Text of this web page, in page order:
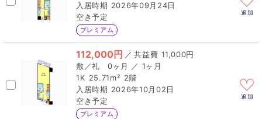
2026年09月24日
空き予定
プレミアム
追加
112,000円 ／
11,000円
0ヶ月 ／ 1ヶ月
1K 25.71m² 2階
2026年10月02日
空き予定
プレミアム
追加